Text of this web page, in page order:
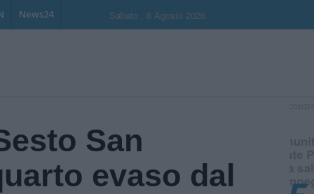
News24 Sabato , 8 Agosto 2026
San
evaso dal